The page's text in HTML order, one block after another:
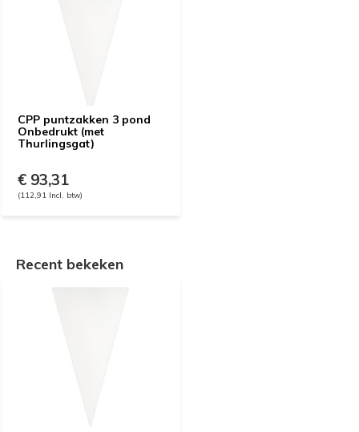
CPP puntzakken 3 pond
Onbedrukt (met
Thurlingsgat)
€ 93,31
(112,91 Incl. btw)
Recent bekeken